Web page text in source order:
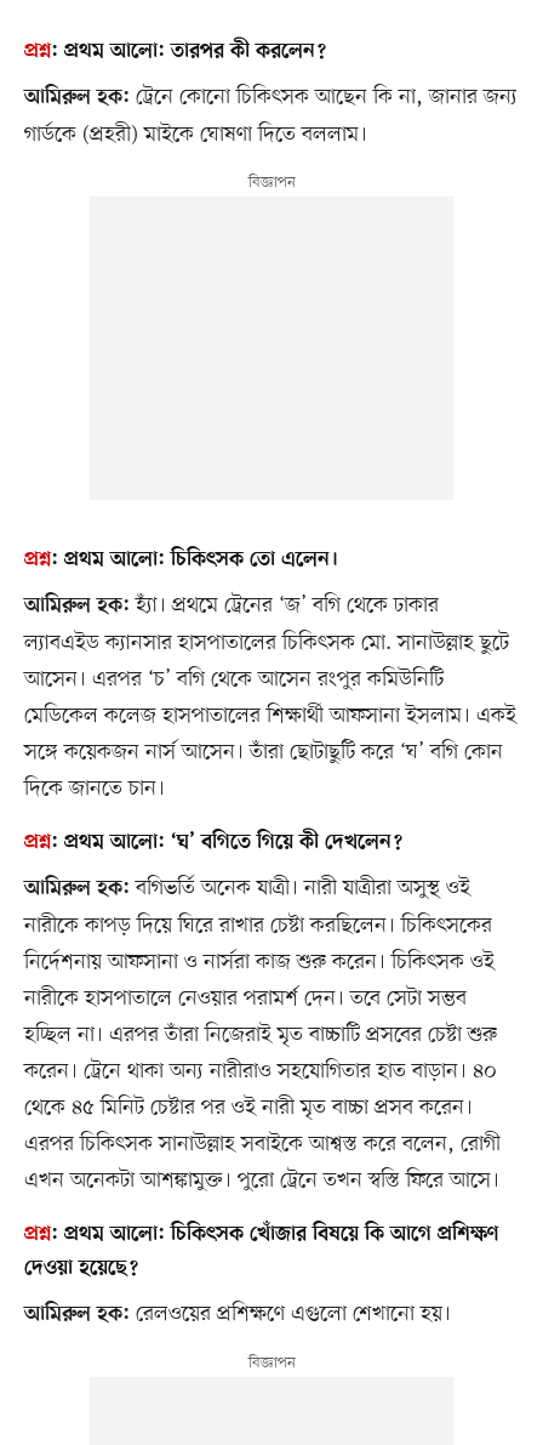
প্রশ্ন: প্রথম আলো: তারপর কী করলেন?
আমিরুল হক: ট্রেনে কোনো চিকিৎসক আছেন কি না, জানার জন্য
গার্ডকে (প্রহরী) মাইকে ঘোষণা দিতে বললাম।
প্রশ্ন: প্রথম আলো: চিকিৎসক তো এলেন।
আমিরুল হক: হ্যাঁ। প্রথমে ট্রেনের ‘জ’ বগি থেকে ঢাকার
ল্যাবএইড ক্যানসার হাসপাতালের চিকিৎসক মো. সানাউল্লাহ ছুটে
আসেন। এরপর ‘চ’ বগি থেকে আসেন রংপুর কমিউনিটি
মেডিকেল কলেজ হাসপাতালের শিক্ষার্থী আফসানা ইসলাম। একই
সঙ্গে কয়েকজন নার্স আসেন। তাঁরা ছোটাছুটি করে ‘ঘ’ বগি কোন
দিকে জানতে চান।
প্রশ্ন: প্রথম আলো: ‘ঘ’ বগিতে গিয়ে কী দেখলেন?
আমিরুল হক: বগিভর্তি অনেক যাত্রী। নারী যাত্রীরা অসুস্থ ওই
নারীকে কাপড় দিয়ে ঘিরে রাখার চেষ্টা করছিলেন। চিকিৎসকের
নির্দেশনায় আফসানা ও নার্সরা কাজ শুরু করেন। চিকিৎসক ওই
নারীকে হাসপাতালে নেওয়ার পরামর্শ দেন। তবে সেটা সম্ভব
হচ্ছিল না। এরপর তাঁরা নিজেরাই মৃত বাচ্চাটি প্রসবের চেষ্টা শুরু
করেন। ট্রেনে থাকা অন্য নারীরাও সহযোগিতার হাত বাড়ান। ৪০
থেকে ৪৫ মিনিট চেষ্টার পর ওই নারী মৃত বাচ্চা প্রসব করেন।
এরপর চিকিৎসক সানাউল্লাহ সবাইকে আশ্বস্ত করে বলেন, রোগী
এখন অনেকটা আশঙ্কামুক্ত। পুরো ট্রেনে তখন স্বস্তি ফিরে আসে।
প্রশ্ন: প্রথম আলো: চিকিৎসক খোঁজার বিষয়ে কি আগে প্রশিক্ষণ
দেওয়া হয়েছে?
আমিরুল হক: রেলওয়ের প্রশিক্ষণে এগুলো শেখানো হয়।